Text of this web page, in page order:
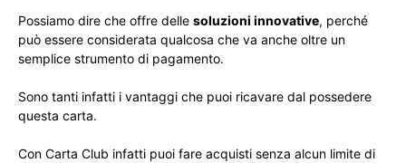
Possiamo dire che offre delle soluzioni innovative, perché
può essere considerata qualcosa che va anche oltre un
semplice strumento di pagamento.
Sono tanti infatti i vantaggi che puoi ricavare dal possedere
questa carta.
Con Carta Club infatti puoi fare acquisti senza alcun limite di